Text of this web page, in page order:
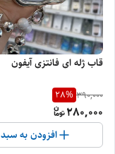
قاب ژله ای فانتزی آیفون
390,000
28%
280,000
افزودن به سبد